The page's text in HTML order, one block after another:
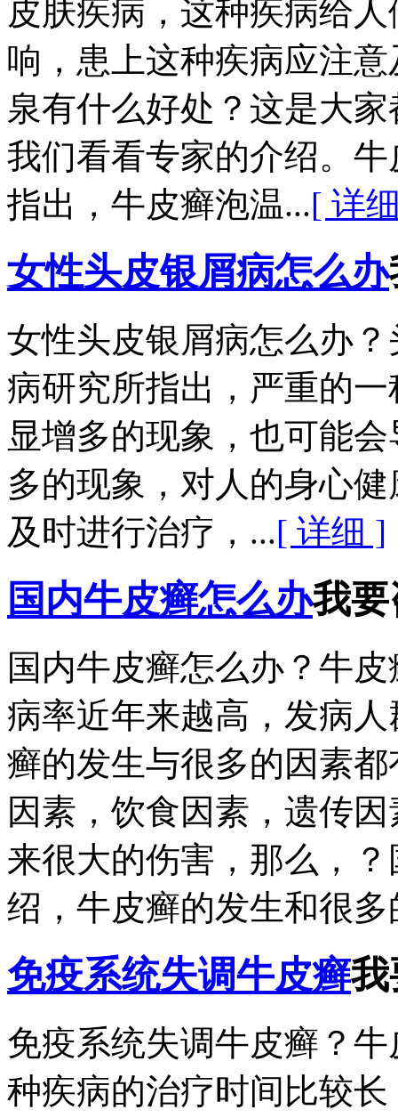
皮肤疾病，这种疾病给
响，患上这种疾病应注
泉有什么好处？这是大
我们看看专家的介绍。
指出，牛皮癣泡温...[ 详
女性头皮银屑病怎么办
女性头皮银屑病怎么办
病研究所指出，严重的
显增多的现象，也可能
多的现象，对人的身心
及时进行治疗，...[ 详细 ]
国内牛皮癣怎么办我
国内牛皮癣怎么办？牛
病率近年来越高，发病
癣的发生与很多的因素
因素，饮食因素，遗传
来很大的伤害，那么，
绍，牛皮癣的发生和很
免疫系统失调牛皮癣我
免疫系统失调牛皮癣？
种疾病的治疗时间比较